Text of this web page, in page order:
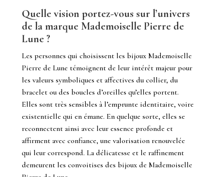
Quelle vision portez-vous sur l’univers
de la marque Mademoiselle Pierre de
Lune ?
Les personnes qui choisissent les bijoux Mademoiselle
Pierre de Lune témoignent de leur intérêt majeur pour
les valeurs symboliques et affectives du collier, du
bracelet ou des boucles d’oreilles qu’elles portent.
Elles sont très sensibles à l’emprunte identitaire, voire
existentielle qui en émane. En quelque sorte, elles se
reconnectent ainsi avec leur essence profonde et
affirment avec confiance, une valorisation renouvelée
qui leur correspond. La délicatesse et le raffinement
demeurent les convoitises des bijoux de Mademoiselle